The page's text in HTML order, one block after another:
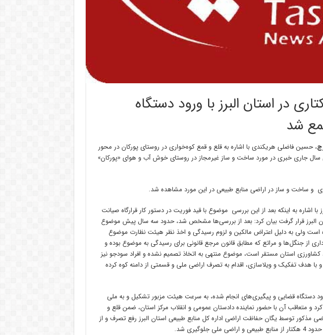
۴ هکتاری در استان البرز با ورود دستگاه
شد
، حسین فاضلی هریکندی با اشاره به قلع و قمع کوه‌خواری در روستای پورکان در محور
سال جاری خبری در مورد ساخت و ساز غیرمجاز در روستای خوش آب و هوای «پورکان»
و ساخت و ساز در اراضی منابع طبیعی در این مورد مشاهده شد.
اشاره به اینکه بعد از این بررسی موضوع با قید فوریت در دستور کار قرارگاه صیانت
البرز قرار گرفت بیان کرد: بعد از بررسی‌ها مشخص شد، حدود سه سال پیش موضوع
است ولی به دلیل اعتراض مالکین و لزوم رسیدگی و اخذ نظر هیئت نظارت موضوع
از جنگل‌ها و مراتع که مطابق قانون مرجع قانونی برای رسیدگی به موضوع بوده و
کشاورزی استان مستقر است، موضوع منتهی به اتخاذ تصمیم نشده و افراد سودجو نیز
با هدف تفکیک و ویلاسازی، اقدام به تصرف اراضی ملی و قسمتی از دامنه کوه کرده
دستگاه قضایی و پیگیری‌های انجام شده، به سرعت هیئت مزبور تشکیل و به ملی
و متعاقب آن با حضور نماینده دادستان عمومی و انقلاب مرکز استان، ضمن قلع و
مذکور توسط یگان حفاظت اراضی اداره کل منابع طبیعی استان البرز رفع تصرف و از
جلوگیری شد.